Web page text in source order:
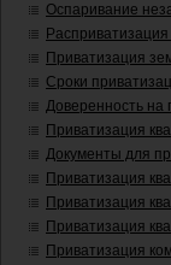
Оспаривание
Приватизация
Сроки
Доверенность на
Приватизация
Документы для
Приватизация
Приватизация
Приватизация
Приватизация